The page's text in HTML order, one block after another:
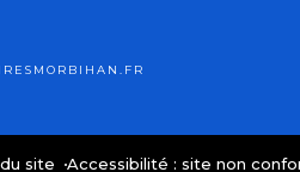
MORBIHAN.FR
site Accessibilité : site non